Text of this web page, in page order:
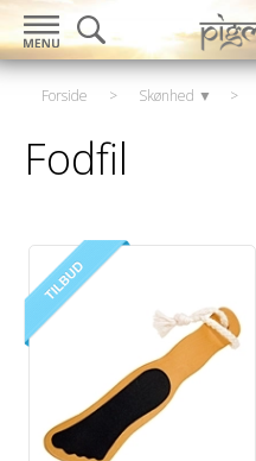
Forside > Skønhed ▼ >
Fodfil